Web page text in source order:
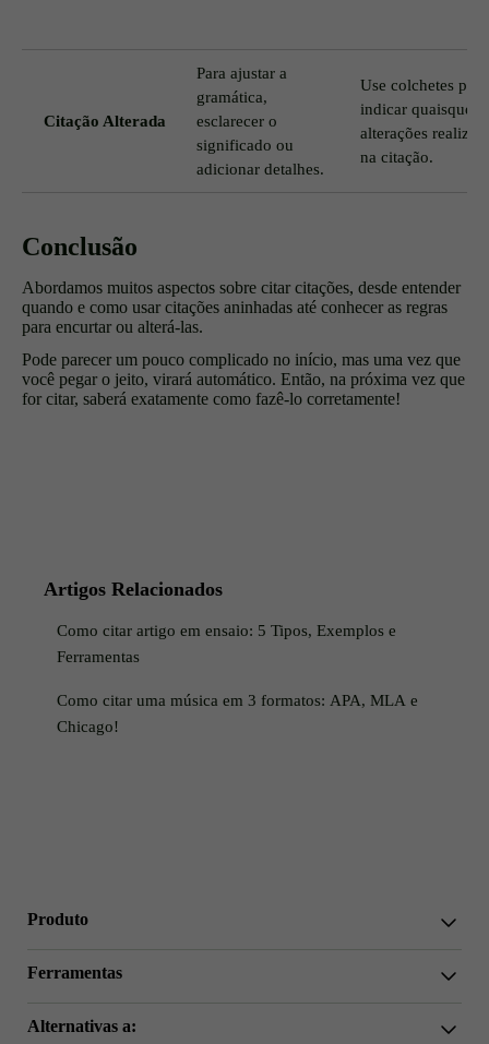
Citação Alterada
Para ajustar a
gramática,
esclarecer o
significado ou
adicionar detalhes.
Use colchetes para
indicar quaisquer
alterações
na citação.
Conclusão
Abordamos muitos aspectos sobre citar citações, desde entender
quando e como usar citações aninhadas até conhecer as regras
para encurtar ou alterá-las.
Pode parecer um pouco complicado no início, mas uma vez que
você pegar o jeito, virará automático. Então, na próxima vez que
for citar, saberá exatamente como fazê-lo corretamente!
Artigos Relacionados
Como citar artigo em ensaio: 5 Tipos, Exemplos e
Ferramentas
Como citar uma música em 3 formatos: APA, MLA e
Chicago!
Produto
Humanizador
Ferramentas
Tradução por IA
Alternativas a: